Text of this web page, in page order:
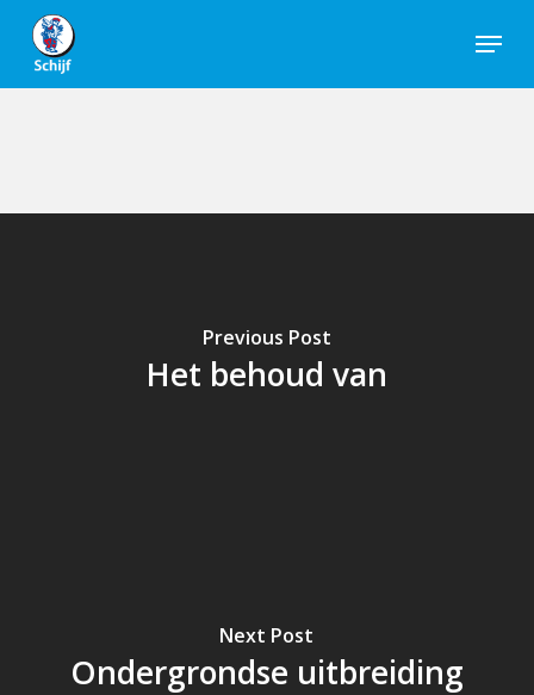
Skip
main
Menu
Previous Post
Het behoud van
Next Post
Ondergrondse uitbreiding